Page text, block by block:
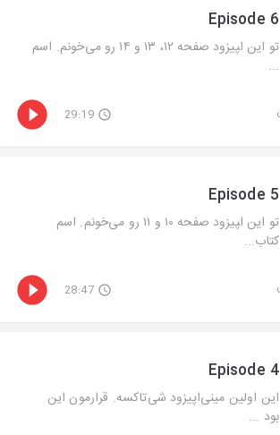
Episode 6
تو این ا‍پیزود صفحه ۱۲، ۱۳ و ۱۴ رو می‌خونم. اسم
...
29:19
Episode 5
تو این ا‍پیزود صفحه ۱۰ و ۱۱ رو می‌خونم. اسم
کتاب...
28:47
Episode 4
این اولین مینی‌اپیزود شی‌تاکسه. قرارمون این
بود ...